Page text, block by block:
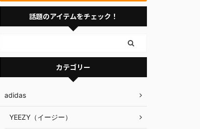
話題のアイテムをチェック！
カテゴリー
adidas
YEEZY（イージー）